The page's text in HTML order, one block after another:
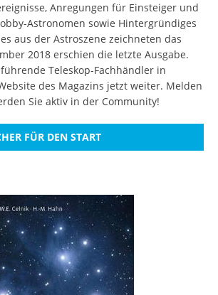
Anregungen für Einsteiger und
Astronomen sowie Hintergründiges
aus der Astroszene zeichneten das
2018 erschien die letzte Ausgabe.
Teleskop-Fachhändler in
des Magazins jetzt weiter. Melden
Sie aktiv in der Community!
FÜR DEN START